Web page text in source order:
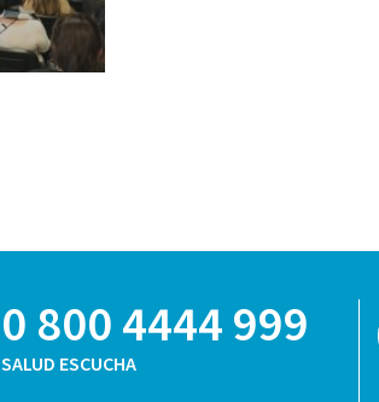
0 800 4444 999
SALUD ESCUCHA